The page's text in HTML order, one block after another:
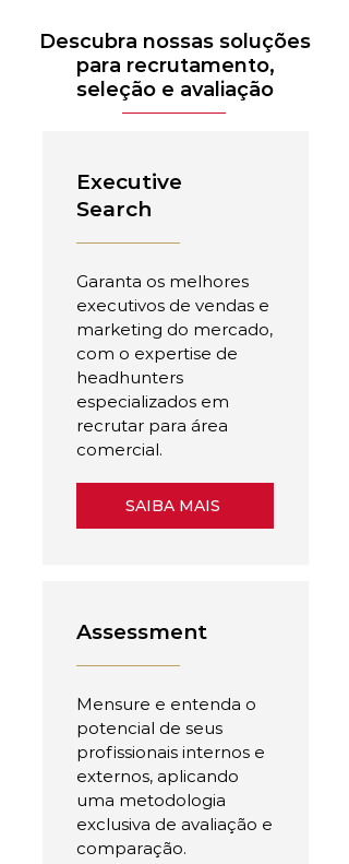
Descubra nossas soluções
para recrutamento,
seleção e avaliação
Executive
Search
Garanta os melhores
executivos de vendas e
marketing do mercado,
com o expertise de
headhunters
especializados em
recrutar para área
comercial.
SAIBA MAIS
Assessment
Mensure e entenda o
potencial de seus
profissionais internos e
externos, aplicando
uma metodologia
exclusiva de avaliação e
comparação.